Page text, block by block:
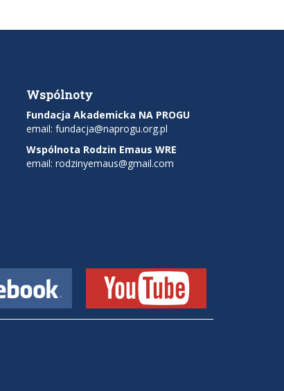
Wspólnoty
Fundacja Akademicka NA PROGU
email: fundacja@naprogu.org.pl
Wspólnota Rodzin Emaus WRE
email: rodzinyemaus@gmail.com